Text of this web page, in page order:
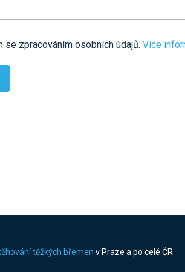
se zpracováním osobních údajů. Více
těžkých břemen v Praze a po celé ČR.